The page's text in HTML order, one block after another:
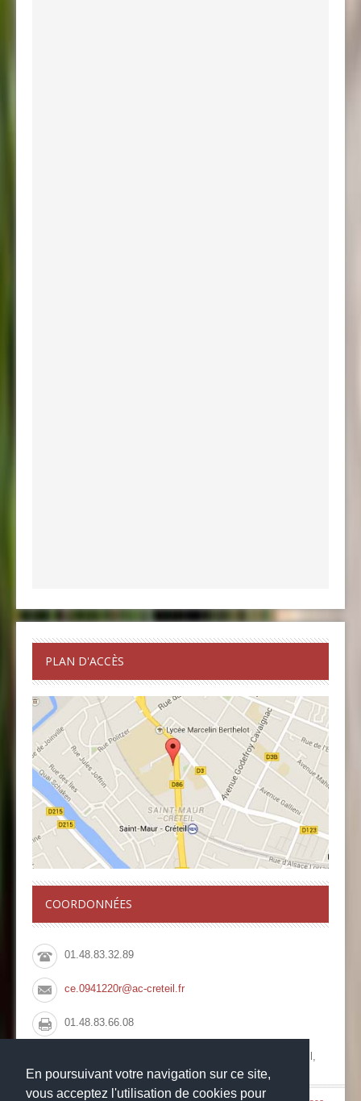
En poursuivant votre navigation sur ce site,
vous acceptez l'utilisation de cookies pour
PLAN D'ACCÈS
COORDONNÉES
01.48.83.32.89
ce.0941220r@ac-creteil.fr
01.48.83.66.08
Collège François Rabelais, 10 Rue du Pont de Créteil,
94100 Saint Maur des Fossés